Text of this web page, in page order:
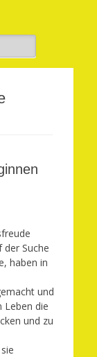
der Suche
haben in
und
Leben die
und zu